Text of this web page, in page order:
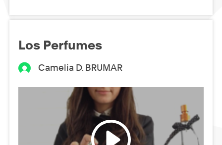
Los Perfumes
Camelia D. BRUMAR